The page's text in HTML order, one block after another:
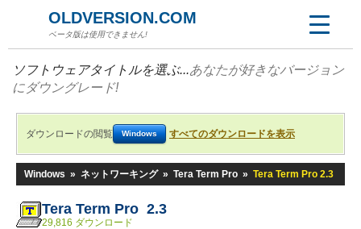
OLDVERSION.COM
ベータ版は使用できません!
ソフトウェアタイトルを選ぶ...あなたが好きなバージョン
にダウングレード!
ダウンロードの閲覧 Windows すべてのダウンロードを表示
Windows » ネットワーキング » Tera Term Pro » Tera Term Pro 2.3
Tera Term Pro 2.3
29,816 ダウンロード